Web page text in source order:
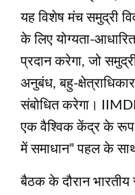
यह विशेष मंच समुद्री
के लिए योग्यता-
प्रदान करेगा, जो
अनुबंध, बहु-
संबोधित करेगा।
एक वैश्विक केंद्र के रूप
में समाधान” पहल के
बैठक के दौरान